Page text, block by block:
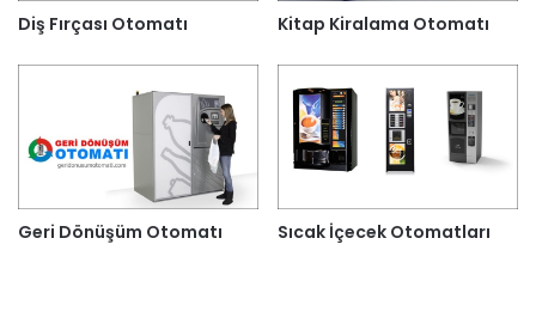
Diş Fırçası Otomatı Kitap Kiralama Otomatı
Geri Dönüşüm Otomatı Sıcak İçecek Otomatları